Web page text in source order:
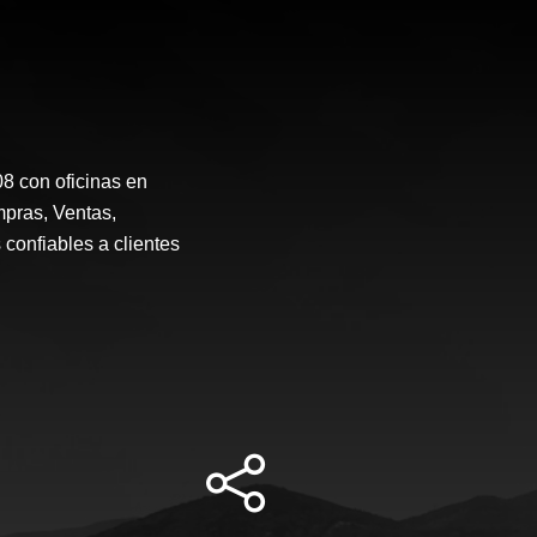
con oficinas en
Ventas,
a clientes